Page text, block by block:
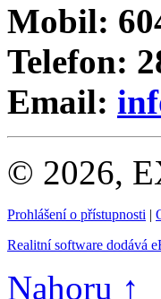
Mobil:
Telefon:
Email:
© 2026,
Prohlášení o přístupnosti |
Realitní software dodává
Nahoru ↑